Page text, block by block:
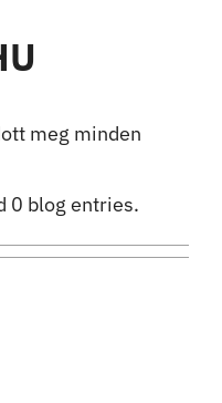
meg minden
0 blog entries.